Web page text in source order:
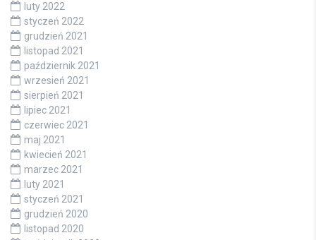
luty 2022
styczeń 2022
grudzień 2021
listopad 2021
październik 2021
wrzesień 2021
sierpień 2021
lipiec 2021
czerwiec 2021
maj 2021
kwiecień 2021
marzec 2021
luty 2021
styczeń 2021
grudzień 2020
listopad 2020